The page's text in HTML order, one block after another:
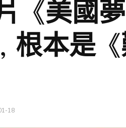
《美國
根本是《
18